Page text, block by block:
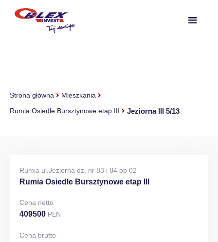
Strona główna
Mieszkania
Rumia Osiedle Bursztynowe etap III
Jeziorna III 5/13
Rumia ul.Jeziorna dz. nr 83 i 84 ob 02
Rumia Osiedle Bursztynowe etap III
Cena netto
409500 PLN
Cena brutto